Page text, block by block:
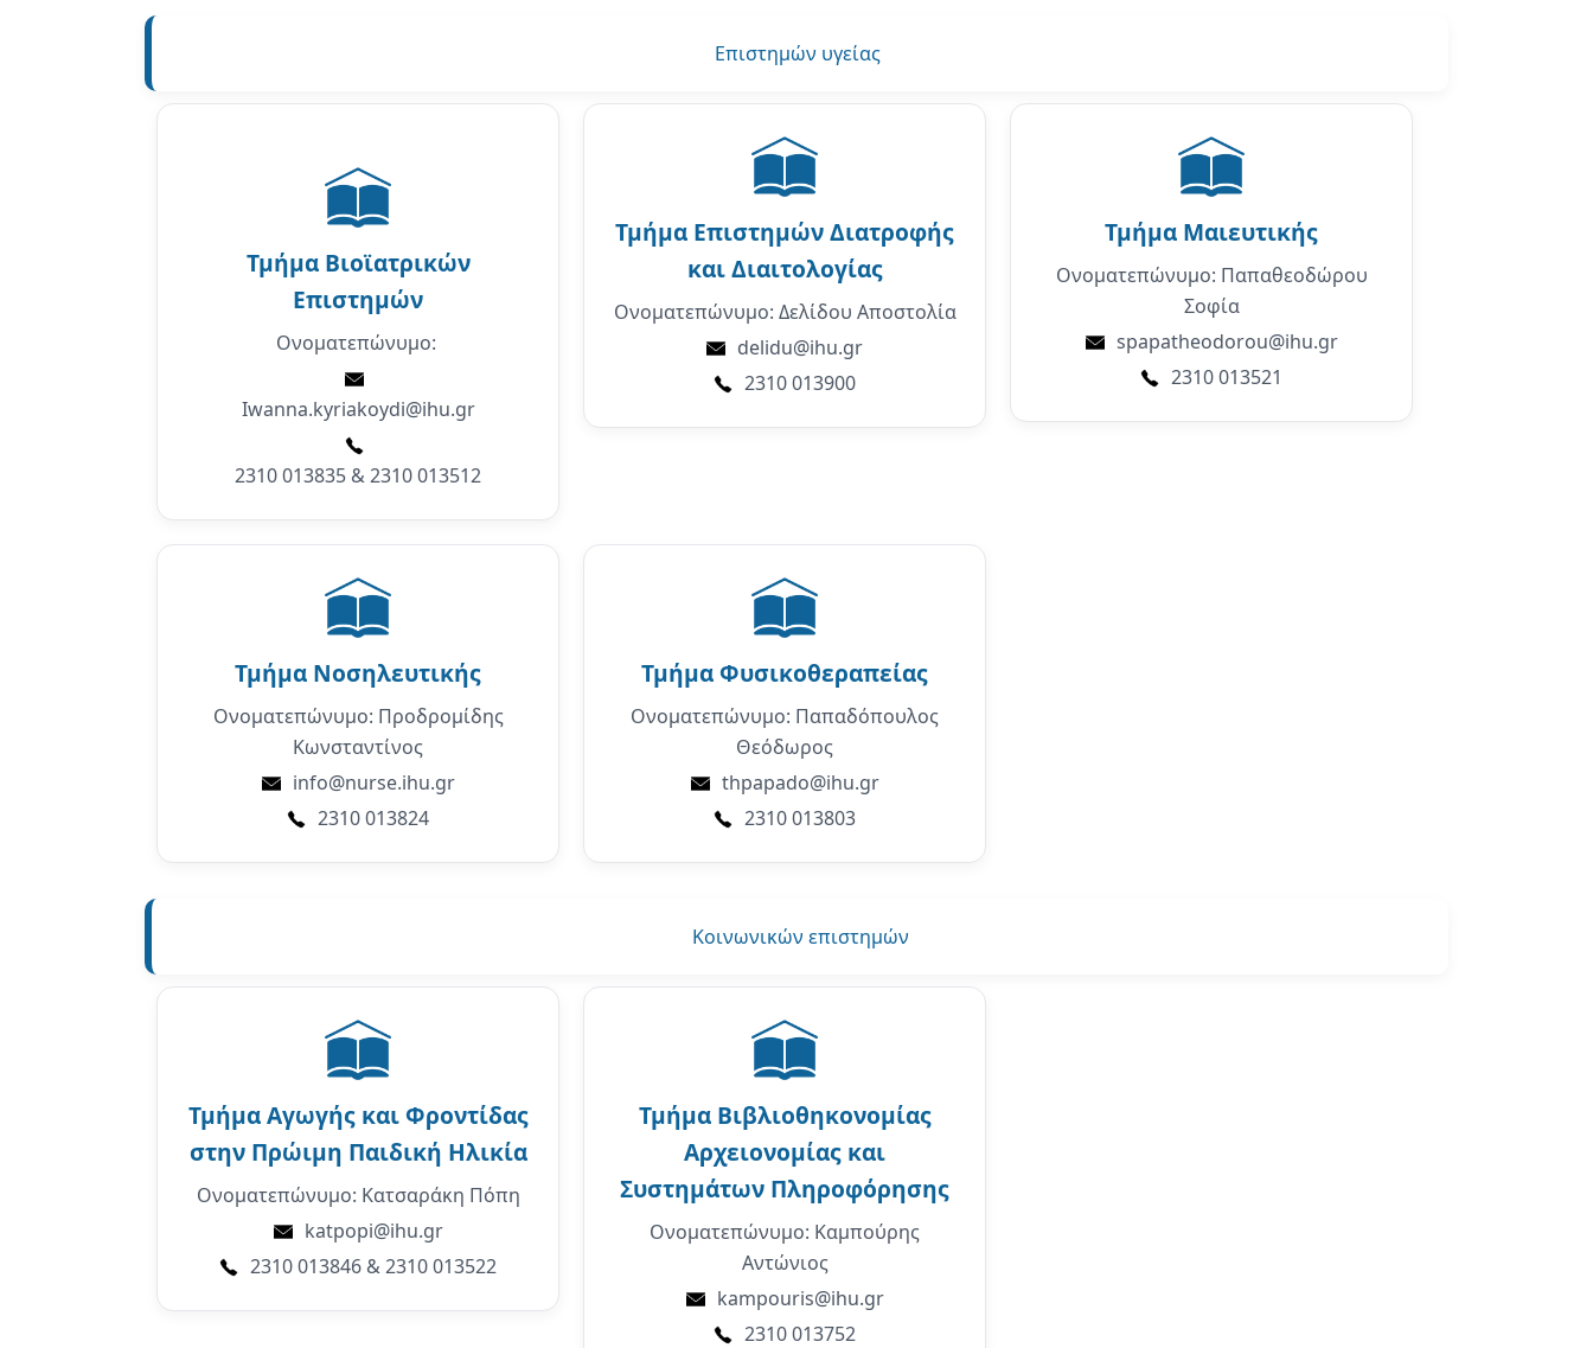
Επιστημών υγείας
Τμήμα Βιοϊατρικών
Επιστημών
Ονοματεπώνυμο:
Iwanna.kyriakoydi@ihu.gr
2310 013835 & 2310 013512
Τμήμα Επιστημών Διατροφής
και Διαιτολογίας
Ονοματεπώνυμο: Δελίδου Αποστολία
delidu@ihu.gr
2310 013900
Τμήμα Μαιευτικής
Ονοματεπώνυμο: Παπαθεοδώρου
Σοφία
spapatheodorou@ihu.gr
2310 013521
Τμήμα Νοσηλευτικής
Ονοματεπώνυμο: Προδρομίδης
Κωνσταντίνος
info@nurse.ihu.gr
2310 013824
ΤμήμαΦυσικοθεραπείας
Ονοματεπώνυμο: Παπαδόπουλος
Θεόδωρος
thpapado@ihu.gr
2310 013803
Κοινωνικών επιστημών
ΤμήμαΑγωγής και Φροντίδας
στην Πρώιμη Παιδική Ηλικία
Ονοματεπώνυμο: Κατσαράκη Πόπη
katpopi@ihu.gr
2310 013846 & 2310 013522
Τμήμα Βιβλιοθηκονομίας
Αρχειονομίας και
Συστημάτων Πληροφόρησης
Ονοματεπώνυμο: Καμπούρης
Αντώνιος
kampouris@ihu.gr
2310 013752